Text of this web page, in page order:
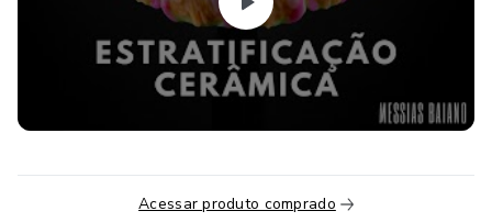
Acessar produto comprado